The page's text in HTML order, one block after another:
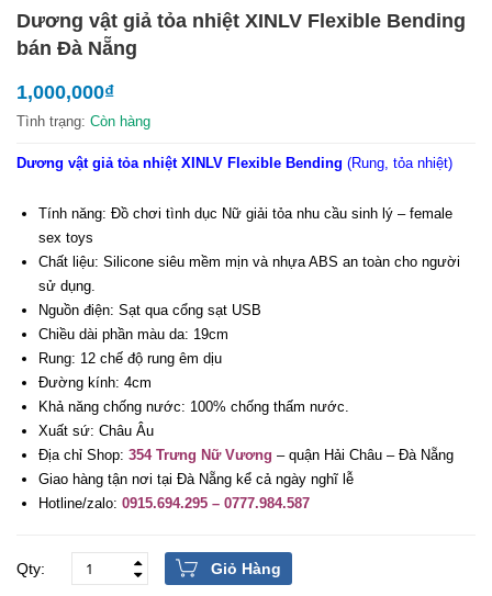
Dương vật giả tỏa nhiệt XINLV Flexible Bending
bán Đà Nẵng
1,000,000₫
Tình trạng: Còn hàng
Dương vật giả tỏa nhiệt XINLV Flexible Bending (Rung, tỏa nhiệt)
Tính năng: Đồ chơi tình dục Nữ giải tỏa nhu cầu sinh lý – female
sex toys
Chất liệu: Silicone siêu mềm mịn và nhựa ABS an toàn cho người
sử dụng.
Nguồn điện: Sạt qua cổng sạt USB
Chiều dài phần màu da: 19cm
Rung: 12 chế độ rung êm dịu
Đường kính: 4cm
Khả năng chống nước: 100% chống thấm nước.
Xuất sứ: Châu Âu
Địa chỉ Shop: 354 Trưng Nữ Vương – quận Hải Châu – Đà Nẵng
Giao hàng tận nơi tại Đà Nẵng kể cả ngày nghĩ lễ
Hotline/zalo: 0915.694.295 – 0777.984.587
Giỏ Hàng